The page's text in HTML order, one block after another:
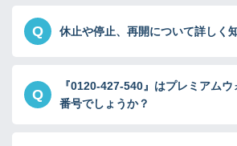
Q 休止や停止、再開について詳しく
Q
『0120-427-540』はプレミアム
番号でしょうか？